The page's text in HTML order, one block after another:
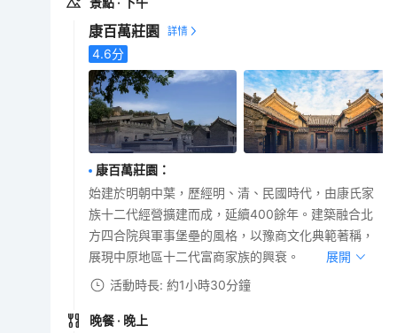
康百萬莊園
4.6分
康百萬莊園 ：
始建於明朝中葉，歷經明、清、民國時代，由康氏家
族十二代經營擴建而成，延續400餘年。建築融合北
方四合院與軍事堡壘的風格，以豫商文化典範著稱，
展現中原地區十二代富商家族的興衰。
展開
活動時長: 約1小時30分鐘
晚餐 · 晚上